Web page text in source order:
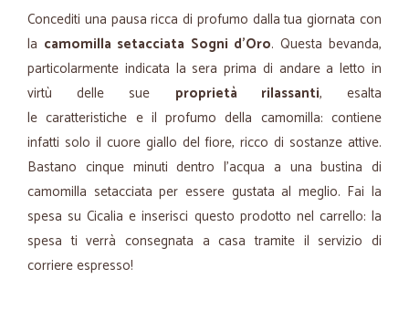
Concediti una pausa ricca di profumo dalla tua giornata con
la camomilla setacciata Sogni d'Oro. Questa bevanda,
particolarmente indicata la sera prima di andare a letto in
virtù delle sue proprietà rilassanti, esalta
le caratteristiche e il profumo della camomilla: contiene
infatti solo il cuore giallo del fiore, ricco di sostanze attive.
Bastano cinque minuti dentro l'acqua a una bustina di
camomilla setacciata per essere gustata al meglio. Fai la
spesa su Cicalia e inserisci questo prodotto nel carrello: la
spesa ti verrà consegnata a casa tramite il servizio di
corriere espresso!